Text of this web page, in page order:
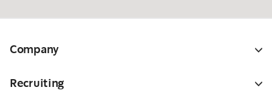
Company
Recruiting